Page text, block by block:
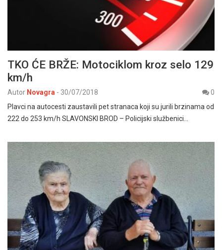
TKO ĆE BRŽE: Motociklom kroz selo 129
km/h
Autor Novagra - 30/07/2018
0
Plavci na autocesti zaustavili pet stranaca koji su jurili brzinama od
222 do 253 km/h SLAVONSKI BROD – Policijski službenici…